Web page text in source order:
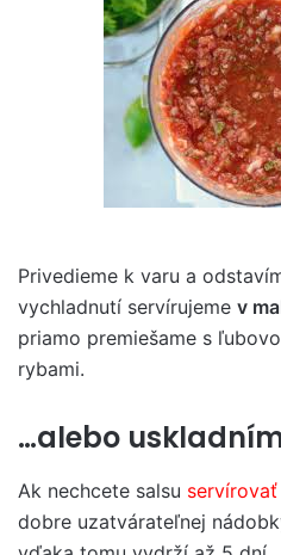
Privedieme k varu a
vychladnutí servírujeme v
priamo premiešame s
rybami.
…alebo
Ak nechcete salsu servírovať
dobre uzatvárateľnej